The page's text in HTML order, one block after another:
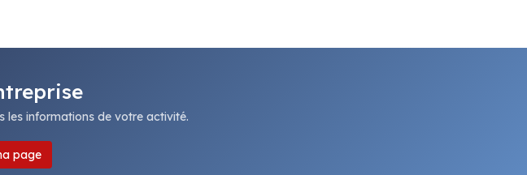
les informations de votre activité.
page